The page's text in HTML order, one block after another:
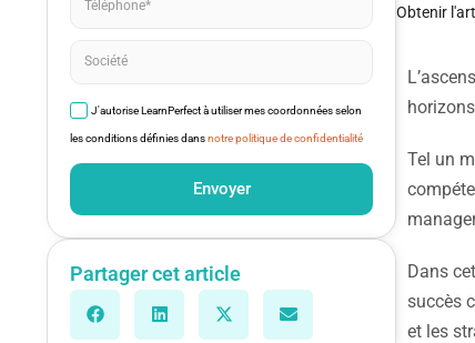
J'autorise LearnPerfect à utiliser mes coordonnées selon
les conditions définies dansnotre politique de confidentialité
Envoyer
Partager cet article
Obtenir
Tel un
Dans
succès
et les